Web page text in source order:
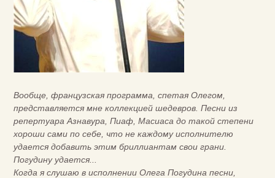
Вообще, французская программа, спетая Олегом,
представляется мне коллекцией шедевров. Песни из
репертуара Азнавура, Пиаф, Масиаса до такой степени
хороши сами по себе, что не каждому исполнителю
удается добавить этим бриллиантам свои грани.
Погудину удается...
Когда я слушаю в исполнении Олега Погудина песни,